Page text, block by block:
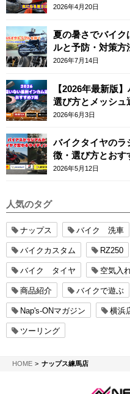
2026年4月20日
夏の暑さでバイク
ルと予防・対策方
2026年7月14日
【2026年最新版
選び方とメッシュ
2026年6月3日
バイクタイヤのラ
徴・選び方とおす
2026年5月12日
人気のタグ
ナップス バイク 洗車
バイクカスタム RZ250
バイク タイヤ 空気入
商品紹介 バイクで遊ぶ
Nap's-ONマガジン 横浜
ツーリング
HOMENAPS-ON マガジン
ナップス練馬店